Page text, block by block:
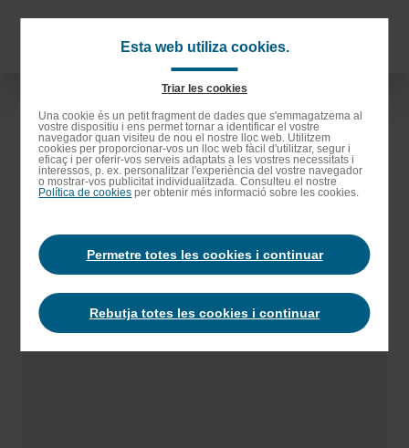
Esta web utiliza cookies.
Triar les cookies
Una cookie és un petit fragment de dades que s'emmagatzema al
vostre dispositiu i ens permet tornar a identificar el vostre
navegador quan visiteu de nou el nostre lloc web. Utilitzem
cookies per proporcionar-vos un lloc web fàcil d'utilitzar, segur i
eficaç i per oferir-vos serveis adaptats a les vostres necessitats i
interessos, p. ex. personalitzar l'experiència del vostre navegador
o mostrar-vos publicitat individualitzada. Consulteu el nostre
Política de cookies per obtenir més informació sobre les cookies.
Permetre totes les cookies i continuar
Rebutja totes les cookies i continuar